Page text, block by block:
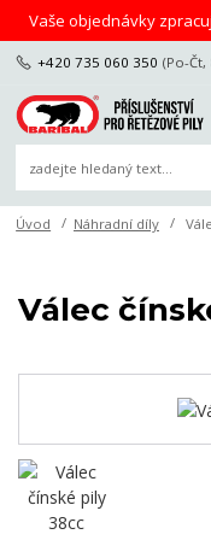
Vaše objednávky
+420 735 060 350 (Po-
Úvod Náhradní díly
Válec